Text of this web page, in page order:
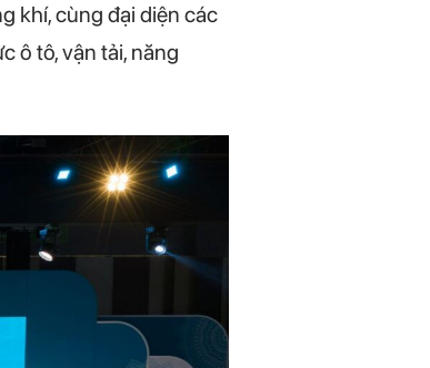
khí, cùng đại diện các
ô tô, vận tải, năng